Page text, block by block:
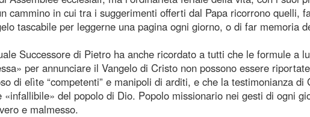
cammino in cui tra i suggerimenti offerti dal Papa ricorrono quelli,
tascabile per leggerne una pagina ogni giorno, o di far memoria
Successore di Pietro ha anche ricordato a tutti che le formule a
per annunciare il Vangelo di Cristo non possono essere riportate
di elìte “competenti” e manipoli di arditi, e che la testimonianza di
del popolo di Dio. Popolo missionario nei gesti di ogni
e malmesso.